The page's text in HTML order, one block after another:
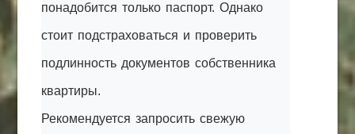
понадобится только паспорт. Однако
стоит подстраховаться и проверить
подлинность документов собственника
квартиры.
Рекомендуется запросить свежую